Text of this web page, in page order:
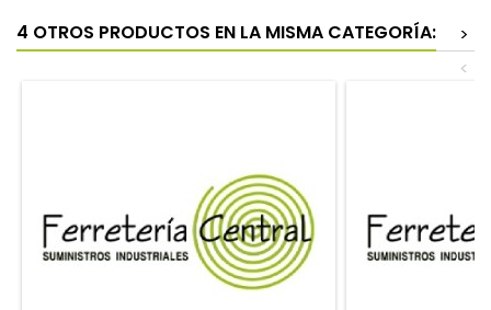
4 OTROS PRODUCTOS EN LA MISMA CATEGORÍA:
>
<